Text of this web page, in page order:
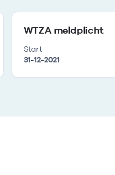
WTZA meldplicht
Start
31-12-2021